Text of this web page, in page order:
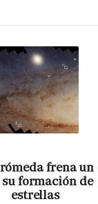
frena un
su formación de
estrellas